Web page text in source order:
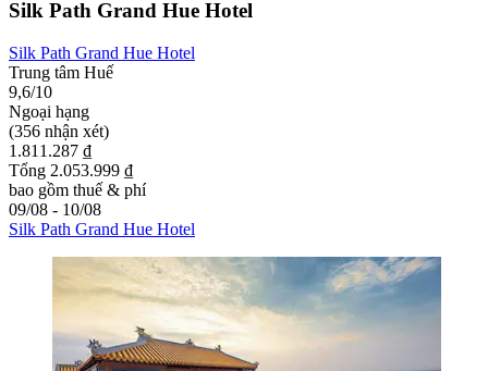
Silk Path Grand Hue Hotel
Silk Path Grand Hue Hotel
Trung tâm Huế
9,6/10
Ngoại hạng
(356 nhận xét)
1.811.287 ₫
Tổng 2.053.999 ₫
bao gồm thuế & phí
09/08 - 10/08
Silk Path Grand Hue Hotel